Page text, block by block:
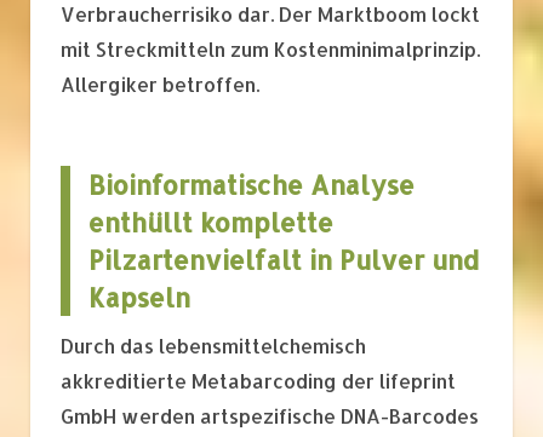
Verbraucherrisiko dar. Der Marktboom lockt
mit Streckmitteln zum Kostenminimalprinzip.
Allergiker betroffen.
Bioinformatische Analyse
enthüllt komplette
Pilzartenvielfalt in Pulver und
Kapseln
Durch das lebensmittelchemisch
akkreditierte Metabarcoding der lifeprint
GmbH werden artspezifische DNA-Barcodes